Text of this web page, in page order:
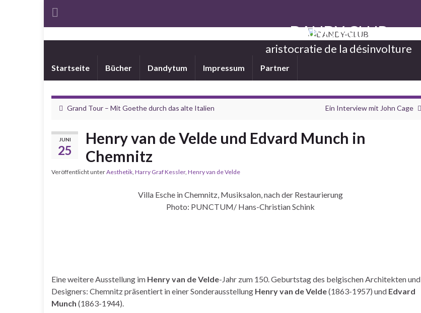
DANDY-CLUB
aristocratie de la désinvolture
Startseite Bücher Dandytum Impressum Partner
Grand Tour – Mit Goethe durch das alte Italien Ein Interview mit John Cage
JUNI
25
Henry van de Velde und Edvard Munch in
Chemnitz
Veröffentlicht unterAesthetik, Harry Graf Kessler, Henry van de Velde
Villa Esche in Chemnitz, Musiksalon, nach der Restaurierung
Photo: PUNCTUM/ Hans-Christian Schink
Eine weitere Ausstellung im Henry van de Velde-Jahr zum 150. Geburtstag des belgischen Architekten und
Designers: Chemnitz präsentiert in einer Sonderausstellung Henry van de Velde(1863-1957) und Edvard
Munch (1863-1944).